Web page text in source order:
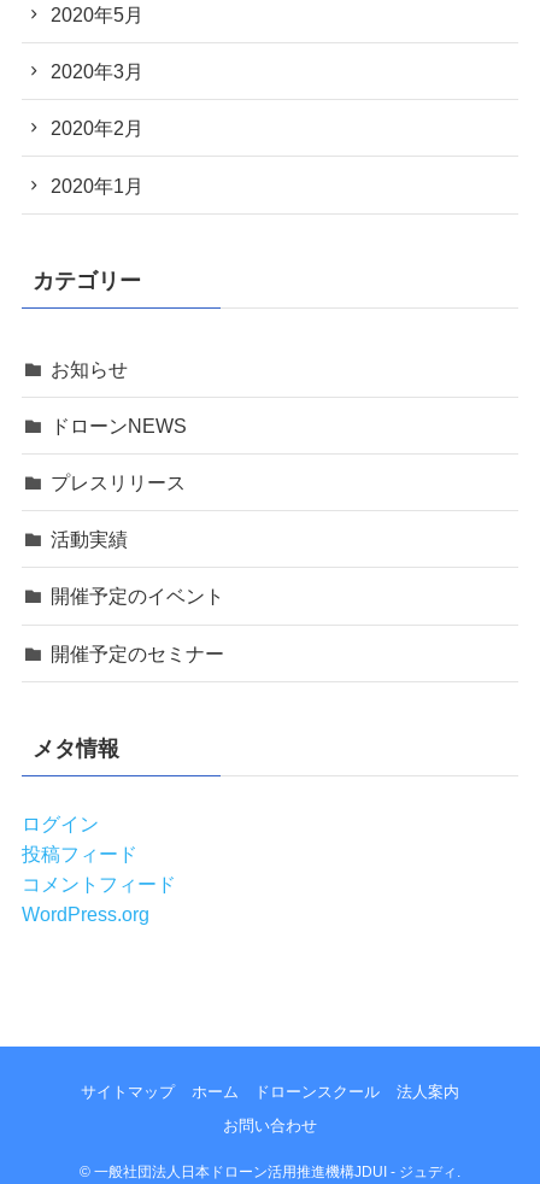
2020年5月
2020年3月
2020年2月
2020年1月
カテゴリー
お知らせ
ドローンNEWS
プレスリリース
活動実績
開催予定のイベント
開催予定のセミナー
メタ情報
ログイン
投稿フィード
コメントフィード
WordPress.org
サイトマップ ホーム ドローンスクール
法人案内
お問い合わせ
© 一般社団法人日本ドローン活用推進機構JDUI - ジュディ.